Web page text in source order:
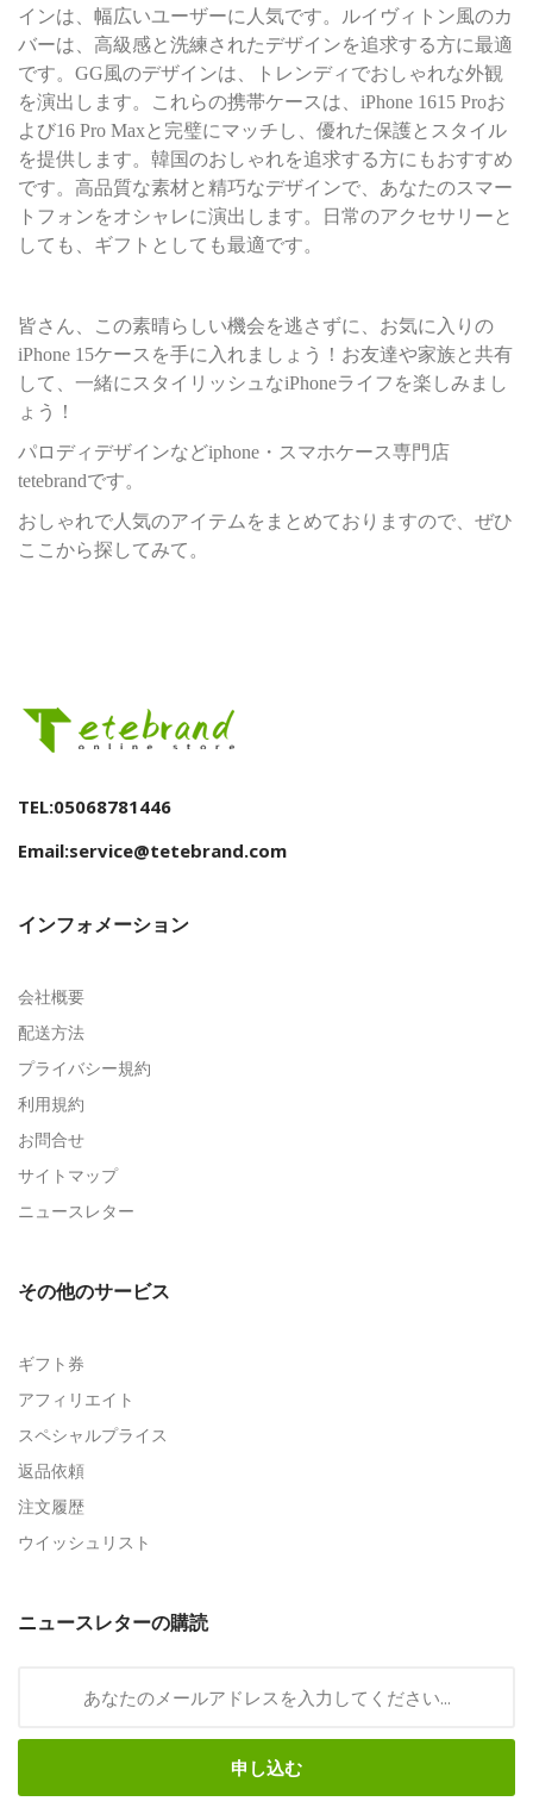
インは、幅広いユーザーに人気です。ルイヴィトン風のカ
バーは、高級感と洗練されたデザインを追求する方に最適
です。GG風のデザインは、トレンディでおしゃれな外観
を演出します。これらの携帯ケースは、iPhone 1615 Proお
よび16 Pro Maxと完璧にマッチし、優れた保護とスタイル
を提供します。韓国のおしゃれを追求する方にもおすすめ
です。高品質な素材と精巧なデザインで、あなたのスマー
トフォンをオシャレに演出します。日常のアクセサリーと
しても、ギフトとしても最適です。
皆さん、この素晴らしい機会を逃さずに、お気に入りの
iPhone 15ケースを手に入れましょう！お友達や家族と共有
して、一緒にスタイリッシュなiPhoneライフを楽しみまし
ょう！
パロディデザインなどiphone・スマホケース専門店
tetebrandです。
おしゃれで人気のアイテムをまとめておりますので、ぜひ
ここから探してみて。
TEL:05068781446
Email:service@tetebrand.com
インフォメーション
会社概要
配送方法
プライバシー規約
利用規約
お問合せ
サイトマップ
ニュースレター
その他のサービス
ギフト券
アフィリエイト
スペシャルプライス
返品依頼
注文履歴
ウイッシュリスト
ニュースレターの購読
申し込む